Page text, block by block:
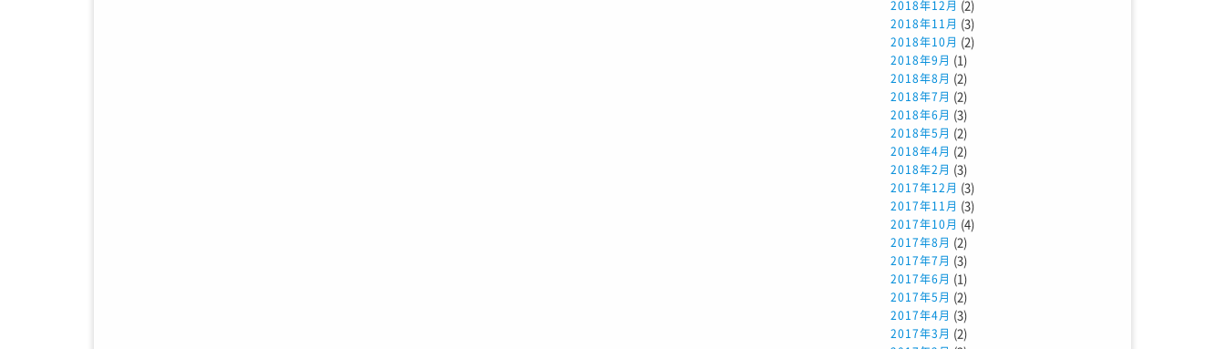
2018年12月 (2)
2018年11月 (3)
2018年10月 (2)
2018年9月 (1)
2018年8月 (2)
2018年7月 (2)
2018年6月 (3)
2018年5月 (2)
2018年4月 (2)
2018年2月 (3)
2017年12月 (3)
2017年11月 (3)
2017年10月 (4)
2017年8月 (2)
2017年7月 (3)
2017年6月 (1)
2017年5月 (2)
2017年4月 (3)
2017年3月 (2)